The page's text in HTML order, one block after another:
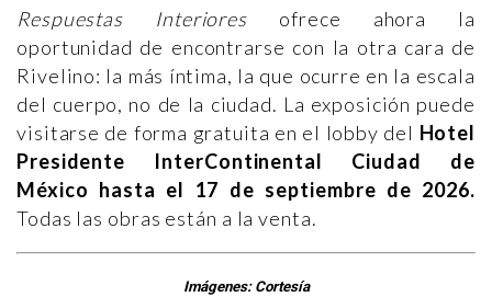
Respuestas Interiores ofrece ahora la
oportunidad de encontrarse con la otra cara de
Rivelino: la más íntima, la que ocurre en la escala
del cuerpo, no de la ciudad. La exposición puede
visitarse de forma gratuita en el lobby del Hotel
Presidente InterContinental Ciudad de
México hasta el 17 de septiembre de 2026.
Todas las obras están a la venta.
Imágenes: Cortesía